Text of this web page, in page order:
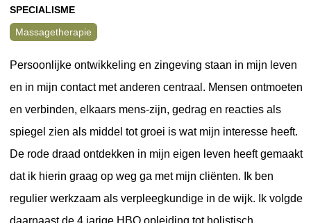
SPECIALISME
Massagetherapie
Persoonlijke ontwikkeling en zingeving staan in mijn leven
en in mijn contact met anderen centraal. Mensen ontmoeten
en verbinden, elkaars mens-zijn, gedrag en reacties als
spiegel zien als middel tot groei is wat mijn interesse heeft.
De rode draad ontdekken in mijn eigen leven heeft gemaakt
dat ik hierin graag op weg ga met mijn cliënten. Ik ben
regulier werkzaam als verpleegkundige in de wijk. Ik volgde
daarnaast de 4 jarige HBO opleiding tot holistisch